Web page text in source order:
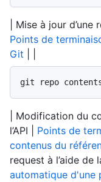
| Mise à jour d’une
Points de
Git
git repo
| Modification du
l’API | Points de
contenus du
request à l’aide de
automatique d'une